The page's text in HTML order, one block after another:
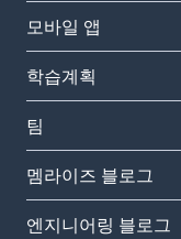
모바일 앱
학습계획
팀
멤라이즈 블로그
엔지니어링 블로그